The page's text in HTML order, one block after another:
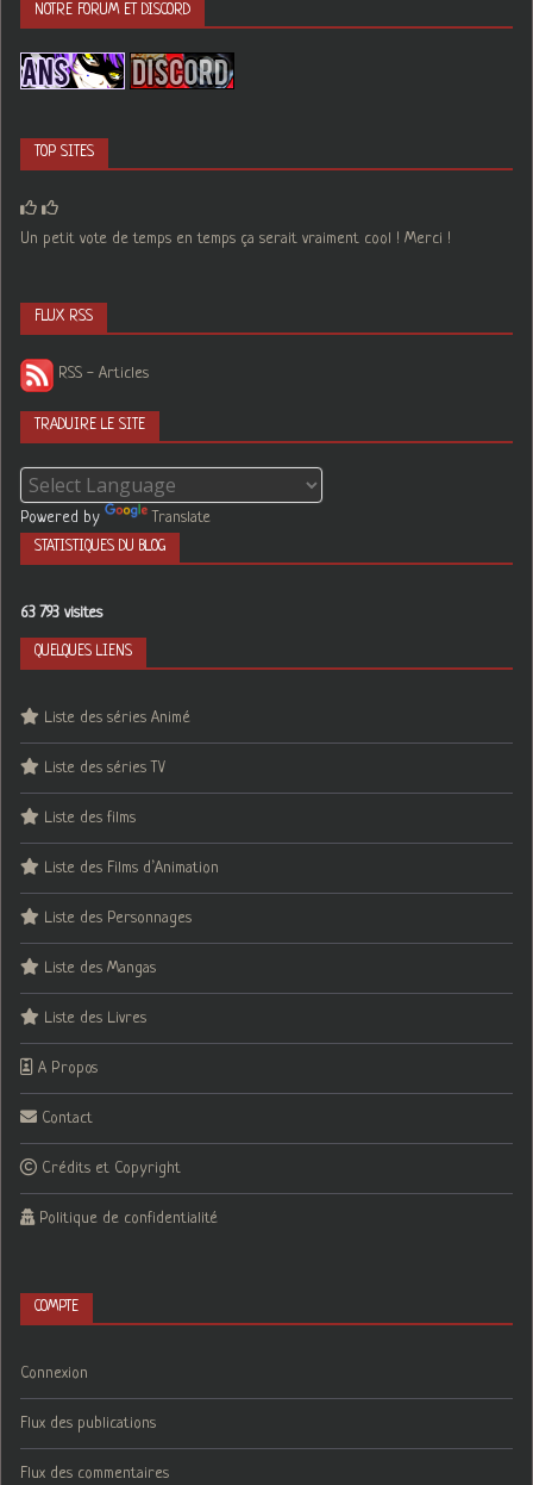
NOTRE FORUM ET DISCORD
TOP SITES
Un petit vote de temps en temps ça serait vraiment cool ! Merci !
FLUX RSS
RSS - Articles
TRADUIRE LE SITE
Powered by Translate
STATISTIQUES DU BLOG
63 793 visites
QUELQUES LIENS
Liste des séries Animé
Liste des séries TV
Liste des films
Liste des Films d’Animation
Liste des Personnages
Liste des Mangas
Liste des Livres
A Propos
Contact
Crédits et Copyright
Politique de confidentialité
COMPTE
Connexion
Flux des publications
Flux des commentaires